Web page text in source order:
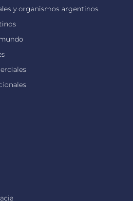
y organismos argentinos